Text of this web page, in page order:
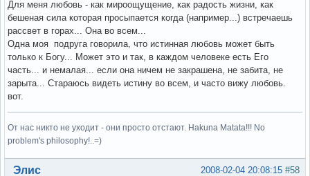
Для меня любовь - как мироощущение, как радость жизни, как
бешеная сила которая просыпается когда (например...) встречаешь
рассвет в горах... Она во всем...
Одна моя подруга говорила, что истинная любовь может быть
только к Богу... Может это и так, в каждом человеке есть Его
часть... и немалая... если она ничем не закрашена, не забита, не
зарыта... Стараюсь видеть истину во всем, и часто вижу любовь.
вот.
От нас никто не уходит - они просто отстают. Hakuna Matata!!! No
problem's philosophy!..=)
Вне форума #58
2008-02-04 20:08:15
Элис